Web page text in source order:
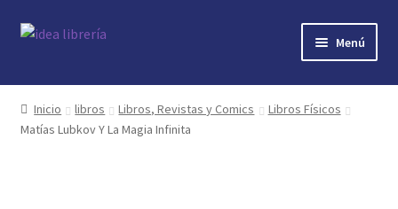
Ir
Ir
Menú
Inicio
contacto
Inicio libros Libros, Revistas y Comics
Libros Físicos
Matías Lubkov Y La Magia Infinita